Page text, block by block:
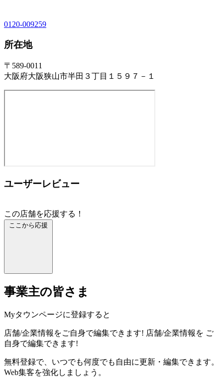
0120-009259
所在地
〒589-0011
大阪府大阪狭山市半田３丁目１５９７－１
ユーザーレビュー
この店舗を応援する！
ここから応援
事業主の皆さま
Myタウンページに登録すると
店舗/企業情報をご自身で編集できます! 店舗/企業情報を ご
自身で編集できます!
無料登録で、いつでも何度でも自由に更新・編集できます。
Web集客を強化しましょう。